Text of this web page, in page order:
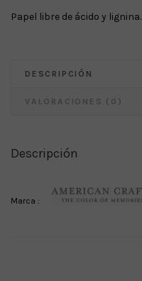
Papel libre de ácido y lignina.
DESCRIPCIÓN
VALORACIONES (0)
Descripción
Marca :